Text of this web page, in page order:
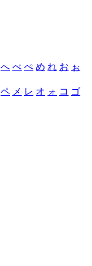
へ べ ぺ め れ お ぉ
ペ メ レ オ ォ コ ゴ